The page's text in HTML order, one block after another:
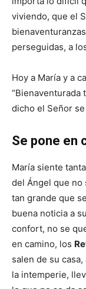
viviendo, que el
perseguidas, a
Hoy a María y a
“Bienaventurada
dicho el Señor se
Se pone en
María siente
del Ángel que no
tan grande que
buena noticia a
confort, no se
en camino, los
salen de su
la intemperie,